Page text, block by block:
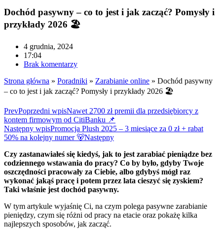
Dochód pasywny – co to jest i jak zacząć? Pomysły i
przykłady 2026 🏖️
4 grudnia, 2024
17:04
Brak komentarzy
Strona główna » Poradniki » Zarabianie online » Dochód pasywny
– co to jest i jak zacząć? Pomysły i przykłady 2026 🏖️
PrevPoprzedni wpisNawet 2700 zł premii dla przedsiębiorcy z
kontem firmowym od CitiBanku 📌
Następny wpisPromocja Plush 2025 – 3 miesiące za 0 zł + rabat
50% na kolejny numer 🐻Następny
Czy zastanawiałeś się kiedyś, jak to jest zarabiać pieniądze bez
codziennego wstawania do pracy? Co by było, gdyby Twoje
oszczędności pracowały za Ciebie, albo gdybyś mógł raz
wykonać jakąś pracę i potem przez lata cieszyć się zyskiem?
Taki właśnie jest dochód pasywny.
W tym artykule wyjaśnię Ci, na czym polega pasywne zarabianie
pieniędzy, czym się różni od pracy na etacie oraz pokażę kilka
najlepszych sposobów, jak zacząć.